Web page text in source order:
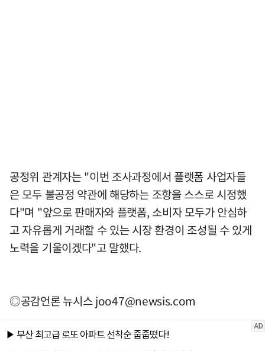
공정위 관계자는 "이번 조사과정에서 플랫폼 사업자들
은 모두 불공정 약관에 해당하는 조항을 스스로 시정했
다"며 "앞으로 판매자와 플랫폼, 소비자 모두가 안심하
고 자유롭게 거래할 수 있는 시장 환경이 조성될 수 있게
노력을 기울이겠다"고 말했다.
◎공감언론 뉴시스joo47@newsis.com